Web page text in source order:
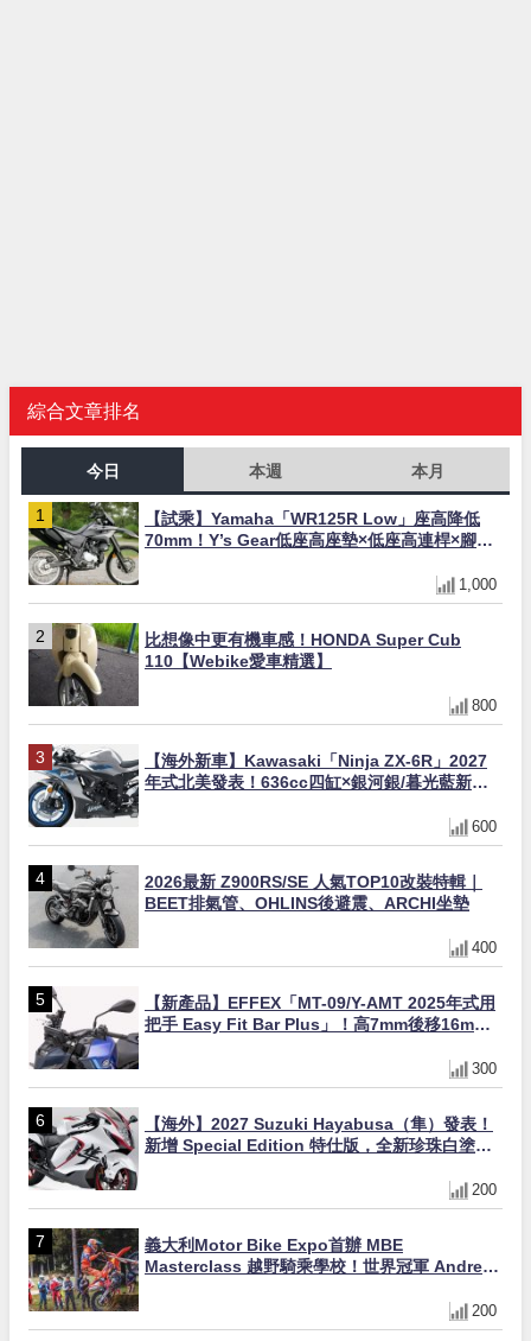
綜合文章排名
今日 本週 本月
【試乘】Yamaha「WR125R Low」座高降低
70mm！Y’s Gear低座高座墊×低座高連桿×腳踏
1,000
比想像中更有機車感！HONDA Super Cub
110【Webike愛車精選】
800
【海外新車】Kawasaki「Ninja ZX-6R」2027
年式北美發表！636cc四缸×銀河銀/暮光藍新色
600
2026最新 Z900RS/SE 人氣TOP10改裝特輯｜
BEET排氣管、OHLINS後避震、ARCHI坐墊
400
【新產品】EFFEX「MT-09/Y-AMT 2025年式用
把手 Easy Fit Bar Plus」！高7mm後移16mm
300
【海外】2027 Suzuki Hayabusa（隼）發表！
新增 Special Edition 特仕版，全新珍珠白塗裝
200
義大利Motor Bike Expo首辦 MBE
Masterclass 越野騎乘學校！世界冠軍 Andrea
200